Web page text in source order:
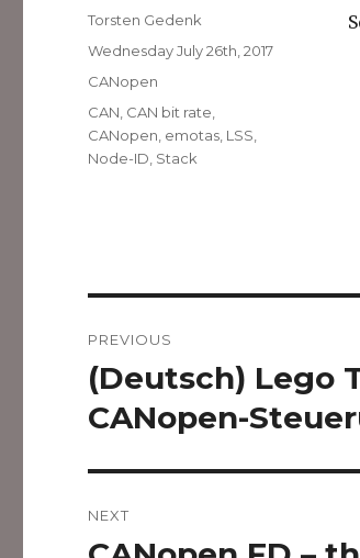
Author
Torsten Gedenk
Posted
Wednesday July 26th, 2017
Categories
CANopen
Tags
CAN CAN bit rate
CANopen emotas LSS
Node-ID Stack
navigation
PREVIOUS
Previous
post:
(Deutsch) Lego
CANopen-
NEXT
Next